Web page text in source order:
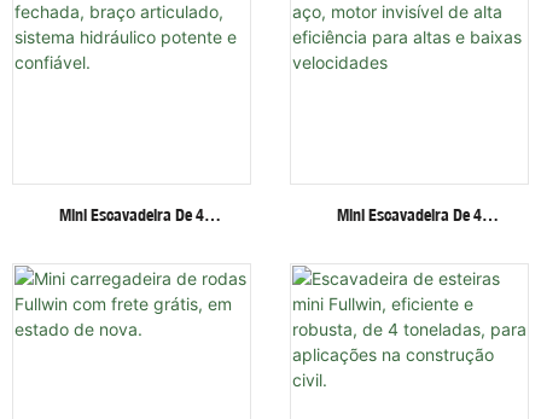
Mini Escavadeira De 4
Fechada, Braço Articulado,
Sistema Hidráulico Potente E
Confiável.
Mini Escavadeira De 4
Aço, Motor Invisível De Alta
Eficiência Para Altas E Baixas
Velocidades